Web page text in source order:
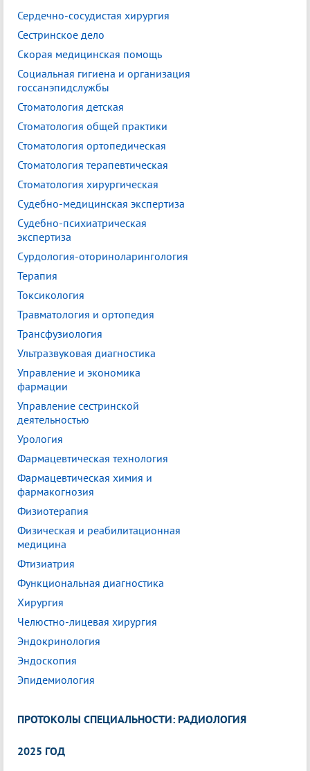
Сердечно-сосудистая хирургия
Сестринское дело
Скорая медицинская помощь
Социальная гигиена и организация
госсанэпидслужбы
Стоматология детская
Стоматология общей практики
Стоматология ортопедическая
Стоматология терапевтическая
Стоматология хирургическая
Судебно-медицинская экспертиза
Судебно-психиатрическая
экспертиза
Сурдология-оториноларингология
Терапия
Токсикология
Травматология и ортопедия
Трансфузиология
Ультразвуковая диагностика
Управление и экономика
фармации
Управление сестринской
деятельностью
Урология
Фармацевтическая технология
Фармацевтическая химия и
фармакогнозия
Физиотерапия
Физическая и реабилитационная
медицина
Фтизиатрия
Функциональная диагностика
Хирургия
Челюстно-лицевая хирургия
Эндокринология
Эндоскопия
Эпидемиология
ПРОТОКОЛЫ СПЕЦИАЛЬНОСТИ: РАДИОЛОГИЯ
2025 ГОД